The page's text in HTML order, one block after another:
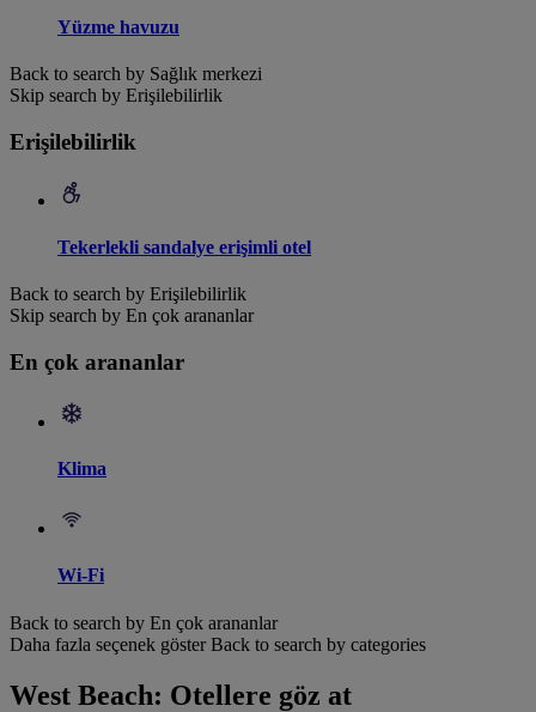
Yüzme havuzu
Back to search by Sağlık merkezi
Skip search by Erişilebilirlik
Erişilebilirlik
Tekerlekli sandalye erişimli otel
Back to search by Erişilebilirlik
Skip search by En çok arananlar
En çok arananlar
Klima
Wi-Fi
Back to search by En çok arananlar
Daha fazla seçenek göster Back to search by categories
West Beach: Otellere göz at